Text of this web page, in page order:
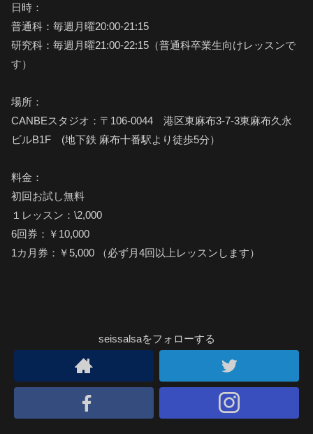
日時：
普通科：毎週月曜20:00-21:15
研究科：毎週月曜21:00-22:15（普通科卒業生向けレッスンで
す）
場所：
CANBEスタジオ：〒106-0044 港区東麻布3-7-3東麻布久永
ビルB1F (地下鉄 麻布十番駅より徒歩5分）
料金：
初回お試し無料
１レッスン：\2,000
6回券：￥10,000
1カ月券：￥5,000 （必ず月4回以上レッスンします）
seissalsaをフォローする